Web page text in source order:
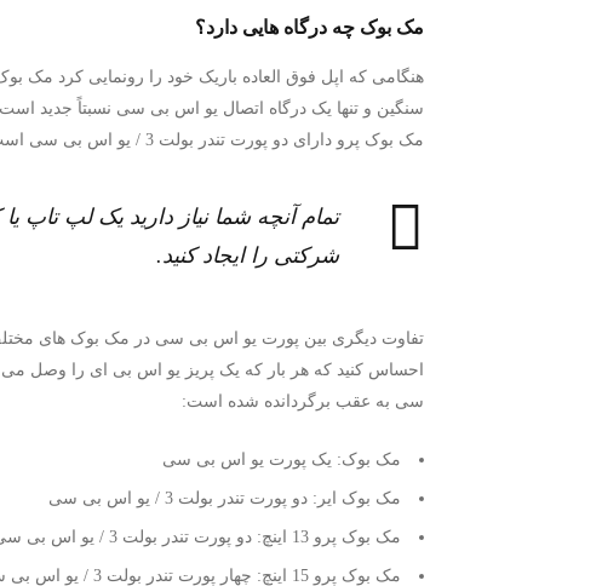
مک بوک چه درگاه هایی دارد؟
مک بوک پرو دارای دو پورت تندر بولت 3 / یو اس بی سی است. مک بوک پرو 15 اینچ چهار درگاه تندر بولت 3 / یو اس بی سی را ارائه می دهد.
تمام آنچه شما نیاز دارید یک لپ تاپ یا
شرکتی را ایجاد کنید.
تفاوت دیگری بین پورت یو اس بی سی در مک بوک های
سی به عقب برگردانده شده است:
مک بوک: یک پورت یو اس بی سی
مک بوک ایر: دو پورت تندر بولت 3 / یو اس بی سی
مک بوک پرو 13 اینچ: دو پورت تندر بولت 3 / یو اس بی سی
مک بوک پرو 15 اینچ: چهار پورت تندر بولت 3 / یو اس بی سی